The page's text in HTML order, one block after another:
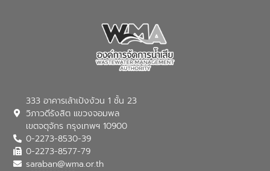
333 อาคารเล้าเป้งง้วน 1 ชั้น 23
วิภาวดีรังสิต แขวงจอมพล
เขตจตุจักร กรุงเทพฯ 10900
0-2273-8530-39
0-2273-8577-79
saraban@wma.or.th